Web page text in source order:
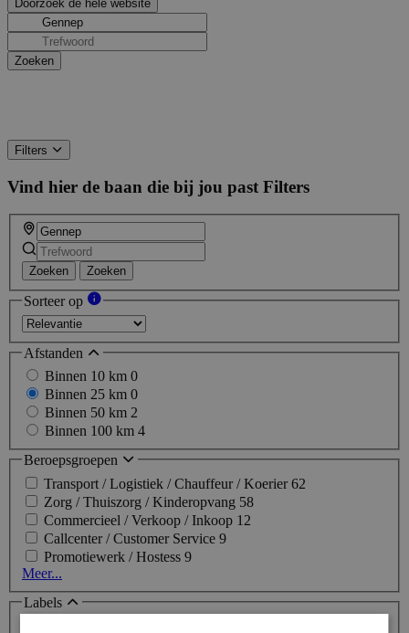
Filters
Vind hier de baan die bij jou past Filters
Zoeken Zoeken
Sorteer op
Afstanden
Binnen 10 km 0
Binnen 25 km 0
Binnen 50 km 2
Binnen 100 km 4
Beroepsgroepen
Transport / Logistiek / Chauffeur / Koerier62
Zorg / Thuiszorg / Kinderopvang 58
Commercieel / Verkoop / Inkoop 12
Callcenter / Customer Service 9
Promotiewerk / Hostess 9
Meer...
Labels